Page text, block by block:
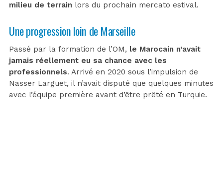
milieu de terrain lors du prochain mercato estival.
Une progression loin de Marseille
Passé par la formation de l’OM, le Marocain n’avait
jamais réellement eu sa chance avec les
professionnels. Arrivé en 2020 sous l’impulsion de
Nasser Larguet, il n’avait disputé que quelques minutes
avec l’équipe première avant d’être prêté en Turquie.